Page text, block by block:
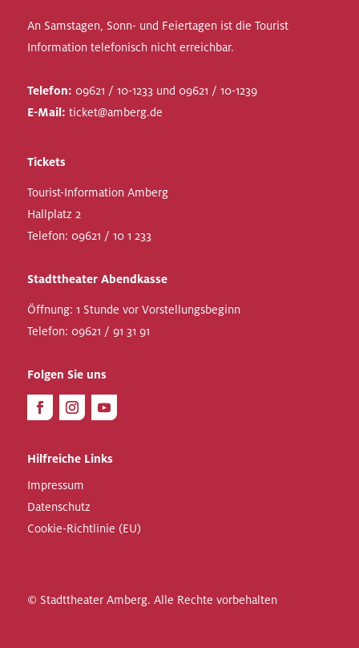
An Samstagen, Sonn- und Feiertagen ist die Tourist
Information telefonisch nicht erreichbar.
Telefon: 09621 / 10-1233 und 09621 / 10-1239
E-Mail: ticket@amberg.de
Tickets
Tourist-Information Amberg
Hallplatz 2
Telefon: 09621 / 10 1 233
Stadttheater Abendkasse
Öffnung: 1 Stunde vor Vorstellungsbeginn
Telefon: 09621 / 91 31 91
Folgen Sie uns
Hilfreiche Links
Impressum
Datenschutz
Cookie-Richtlinie (EU)
© Stadttheater Amberg. Alle Rechte vorbehalten